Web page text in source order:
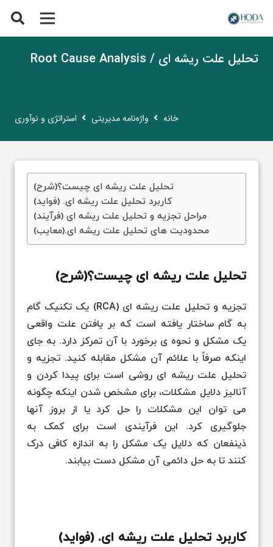
تحلیل علت ریشه ای / Root Cause Analysis
خانه واژه‌نامه مدیریتی استراتژی و نوآوری
تحلیل علت ریشه ای چیست؟(شرح)
کاربرد تحلیل علت ریشه ای. (فواید)
مراحل تجزیه و تحلیل علت ریشه ای (فرآیند)
محدودیت های تحلیل علت ریشه ای.(معایب)
تحلیل علت ریشه ای چیست؟(شرح)
تجزیه و تحلیل علت ریشه ای (RCA) یک تکنیک گام
به گام ساختار یافته است که بر یافتن علت واقعی
یک مشکل و نحوه ی برخورد با آن تمرکز دارد. به جای
اینکه صرفاً با علائم آن مشکل مقابله کنید. تجزیه و
تحلیل علت ریشه ای روشی است برای پیدا کردن و
آنالیز دلایل مشکلات، برای مشخص شدن اینکه چگونه
می توان این مشکلات را حل کرد یا از بروز آنها
جلوگیری کرد. این فرآیندی است برای کمک به
ذینفعان که دلایل یک مشکل را به اندازه کافی درک
کنند تا به حل دائمی آن مشکل دست بیابند.
کاربرد تحلیل علت ریشه ای. (فواید)